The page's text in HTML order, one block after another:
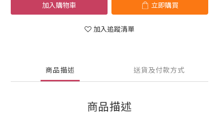
加入購物車 立即購買
加入追蹤清單
商品描述 送貨及付款方式
商品描述